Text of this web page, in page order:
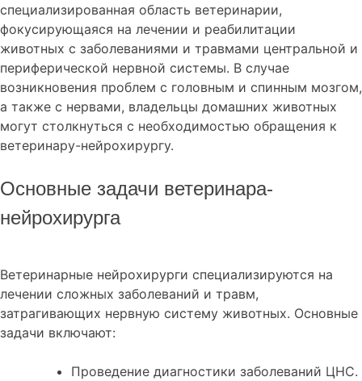
специализированная область ветеринарии,
фокусирующаяся на лечении и реабилитации
животных с заболеваниями и травмами центральной и
периферической нервной системы. В случае
возникновения проблем с головным и спинным мозгом,
а также с нервами, владельцы домашних животных
могут столкнуться с необходимостью обращения к
ветеринару-нейрохирургу.
Основные задачи ветеринара-
нейрохирурга
Ветеринарные нейрохирурги специализируются на
лечении сложных заболеваний и травм,
затрагивающих нервную систему животных. Основные
задачи включают:
Проведение диагностики заболеваний ЦНС.